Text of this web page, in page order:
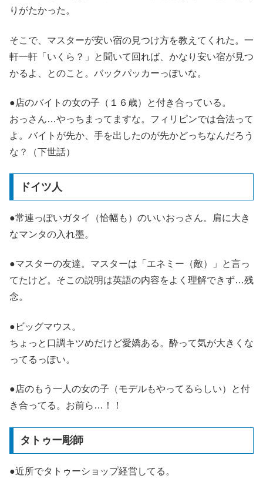
りがたかった。
そこで、マスターが安い宿の見つけ方を教えてくれた。一
軒一軒「いくら？」と聞いて回れば、かなり安い宿が見つ
かるよ、とのこと。バックパッカーっぽいな。
●店のバイトの女の子（１６歳）と付き合っている。
おっさん…やっちまってますな。フィリピンでは合法って
よ。バイトが先か、手を出したのが先かどっちなんだろう
な？（下世話）
ドイツ人
●常連っぽいガタイ（恰幅も）のいいおっさん。肩に大き
なマンタの入れ墨。
●マスターの友達。マスターは「エネミー（敵）」と言っ
てたけど。そこの説明は英語の内容をよく理解できず…残
念。
●ビッグマウス。
ちょっと口調キツめだけど愛嬌ある。酔って気が大きくな
ってるっぽい。
●店のもう一人の女の子（モデルもやってるらしい）と付
き合ってる。お前ら…！！
タトゥー彫師
●近所でタトゥーショップ経営してる。